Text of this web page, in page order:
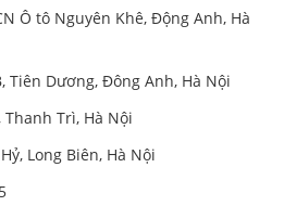
Ô tô Nguyên Khê, Động Anh, Hà
Tiên Dương, Đông Anh, Hà Nội
Trì, Hà Nội
Long Biên, Hà Nội